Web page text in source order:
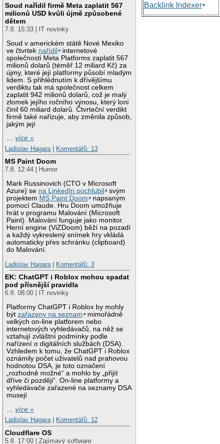
Soud nařídil firmě Meta zaplatit 567
milionů USD kvůli újmě způsobené
dětem
7.8. 15:33 | IT novinky
Soud v americkém státě Nové Mexiko
ve čtvrtek nařídil
internetové
společnosti Meta Platforms zaplatit 567
milionů dolarů (téměř 12 miliard Kč) za
újmy, které její platformy působí mladým
lidem. S přihlédnutím k dřívějšímu
verdiktu tak má společnost celkem
zaplatit 942 milionů dolarů, což je malý
zlomek jejího ročního výnosu, který loni
činil 60 miliard dolarů. Čtvrteční verdikt
firmě také nařizuje, aby změnila způsob,
jakým její
…více »
Ladislav Hagara
Komentářů: 13
MS Paint Doom
7.8. 12:44 | Humor
Mark Russinovich (CTO v Microsoft
Azure) se na LinkedIn pochlubil
svým
projektem MS Paint Doom
napsaným
pomocí Claude. Hru Doom umožňuje
hrát v programu Malování (Microsoft
Paint). Malování funguje jako monitor.
Herní engine (ViZDoom) běží na pozadí
a každý vykreslený snímek hry vkládá
automaticky přes schránku (clipboard)
do Malování.
Ladislav Hagara
Komentářů: 3
EK: ChatGPT i Roblox mohou spadat
pod přísnější pravidla
6.8. 08:00 | IT novinky
Platformy ChatGPT i Roblox by mohly
býtzařazeny na seznam
mimořádně
velkých on-line platforem nebo
internetových vyhledávačů, na něž se
vztahují zvláštní podmínky podle
nařízení o digitálních službách (DSA).
Vzhledem k tomu, že ChatGPT i Roblox
oznámily počet uživatelů nad prahovou
hodnotou DSA, je toto označení
„rozhodně možné“ a mohlo by „přijít
dříve či později“. On-line platformy a
vyhledávače zařazené na seznamy DSA
musejí
…více »
Ladislav Hagara| Komentářů: 12
Cloudflare OS
5.8. 17:00 | Zajímavý software
Backlink Indexer